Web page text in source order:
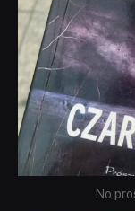
No